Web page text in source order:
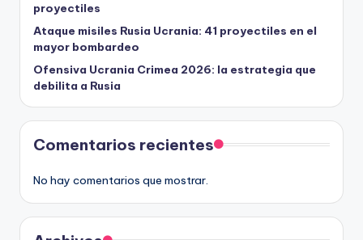
proyectiles
Ataque misiles Rusia Ucrania: 41 proyectiles en el
mayor bombardeo
Ofensiva Ucrania Crimea 2026: la estrategia que
debilita a Rusia
Comentarios recientes
No hay comentarios que mostrar.